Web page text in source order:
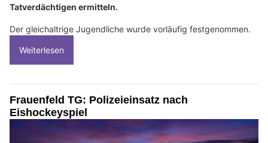
Tatverdächtigen ermitteln.
Der gleichaltrige Jugendliche wurde vorläufig festgenommen.
Weiterlesen
Frauenfeld TG: Polizeieinsatz nach
Eishockeyspiel